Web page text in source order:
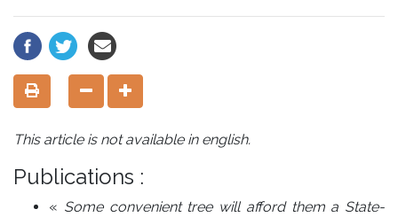
This article is not available in english.
Publications :
« Some convenient tree will afford them a State-